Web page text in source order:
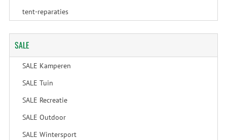
tent-reparaties
SALE
SALE Kamperen
SALE Tuin
SALE Recreatie
SALE Outdoor
SALE Wintersport